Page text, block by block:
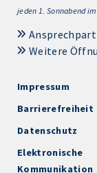
jeden 1. Sonnabend
Weitere
Impressum
Barrierefreiheit
Datenschutz
Elektronische
Kommunikation